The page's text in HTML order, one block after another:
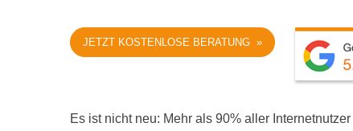
JETZT KOSTENLOSE BERATUNG »
Es ist nicht neu: Mehr als 90% aller